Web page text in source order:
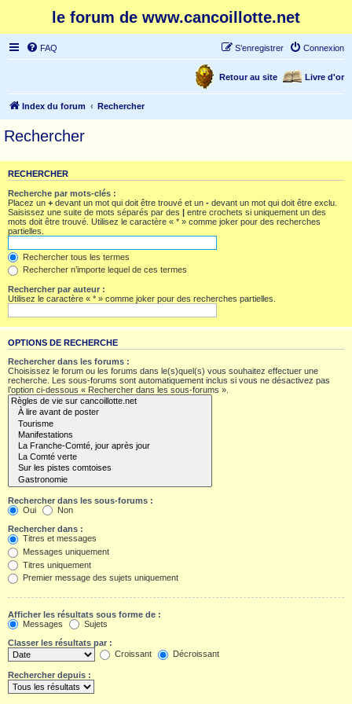
le forum de www.cancoillotte.net
FAQ Connexion
S’enregistrer
Livre d'or
Retour au site
Index du forum Rechercher
Rechercher
RECHERCHER
Recherche par mots-clés :
Placez un + devant un mot qui doit être trouvé et un - devant un mot qui doit être exclu.
Saisissez une suite de mots séparés par des | entre crochets si uniquement un des
mots doit être trouvé. Utilisez le caractère « * » comme joker pour des recherches
partielles.
Rechercher tous les termes
Rechercher n’importe lequel de ces termes
Rechercher par auteur :
Utilisez le caractère « * » comme joker pour des recherches partielles.
OPTIONS DE RECHERCHE
Rechercher dans les forums :
Choisissez le forum ou les forums dans le(s)quel(s) vous souhaitez effectuer une
recherche. Les sous-forums sont automatiquement inclus si vous ne désactivez pas
l’option ci-dessous « Rechercher dans les sous-forums ».
Rechercher dans les sous-forums :
Oui
Non
Rechercher dans :
Titres et messages
Messages uniquement
Titres uniquement
Premier message des sujets uniquement
Afficher les résultats sous forme de :
Messages
Sujets
Classer les résultats par :
Croissant
Décroissant
Rechercher depuis :